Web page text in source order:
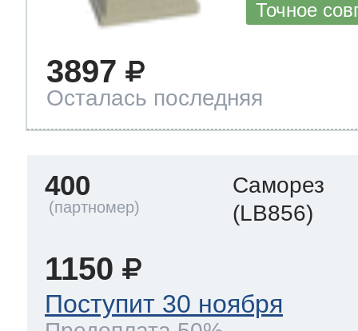
Точное
3897
Осталась последняя
400
Саморез
(LB856)
1150
Поступит 30 ноября